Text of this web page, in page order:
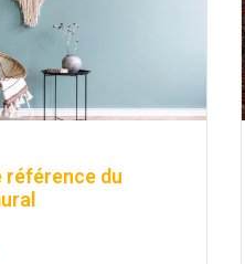
référence du